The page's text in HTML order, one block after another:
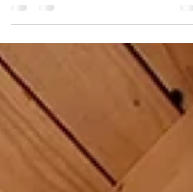
C’est officiel : le camping Au Valbonheur
ouvre ses portes pour la saison 2025 dès
dès...